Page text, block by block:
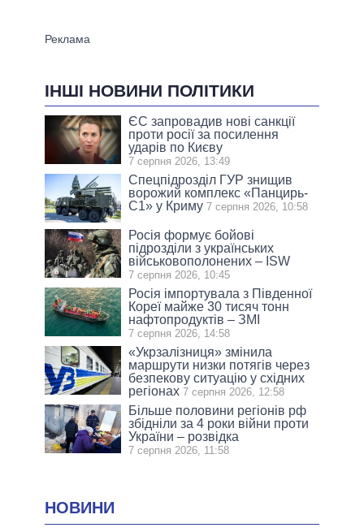
ІНШІ НОВИНИ ПОЛІТИКИ
ЄС запровадив нові санкції
проти росії за посилення
ударів по Києву
7 серпня 2026, 13:49
Спецпідрозділ ГУР знищив
ворожий комплекс «Панцирь-
С1» у Криму 7 серпня 2026, 10:58
Росія формує бойові
підрозділи з українських
військовополонених – ISW
7 серпня 2026, 10:45
Росія імпортувала з Південної
Кореї майже 30 тисяч тонн
нафтопродуктів – ЗМІ
7 серпня 2026, 14:58
«Укрзалізниця» змінила
маршрути низки потягів через
безпекову ситуацію у східних
регіонах 7 серпня 2026, 12:58
Більше половини регіонів рф
збідніли за 4 роки війни проти
України – розвідка
7 серпня 2026, 11:58
НОВИНИ